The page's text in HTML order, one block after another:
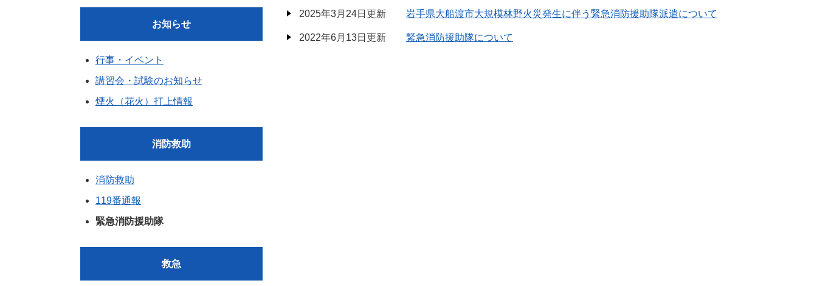
2025年3月24日更新 岩手県大船渡市大規模林野火災発生に伴う緊急消防援助隊派遣について
2022年6月13日更新 緊急消防援助隊について
お知らせ
行事・イベント
講習会・試験のお知らせ
煙火（花火）打上情報
消防救助
消防救助
119番通報
緊急消防援助隊
救急